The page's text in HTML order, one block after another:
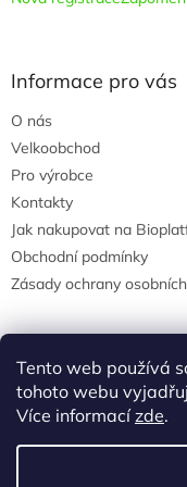
Tento web používá
tohoto webu
Více informacízde.
Informace pro vás
O nás
Velkoobchod
Pro výrobce
Kontakty
Jak nakupovat na
Obchodní podmínky
Zásady ochrany